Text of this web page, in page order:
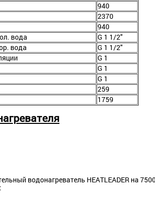
940
2370
940
вода
G 1 1/2"
вода
G 1 1/2"
G 1
G 1
G 1
259
1759
водонагреватель HEATLEADER на